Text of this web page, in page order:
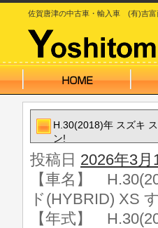
佐賀唐津の中古車・輸入車 (有)吉富
H.30(2018)年 スズキ
ン!
投稿日 2026年3月
【車名】
ド(HYBRID) XS
【年式】